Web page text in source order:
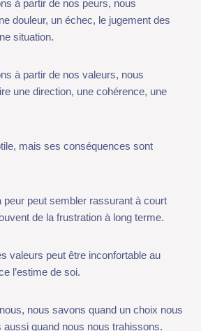
à partir de nos valeurs, nous cherchons
une cohérence, une identité
mais ses conséquences sont
de la frustration à long terme.
l’estime de soi.
quand nous nous trahissons.